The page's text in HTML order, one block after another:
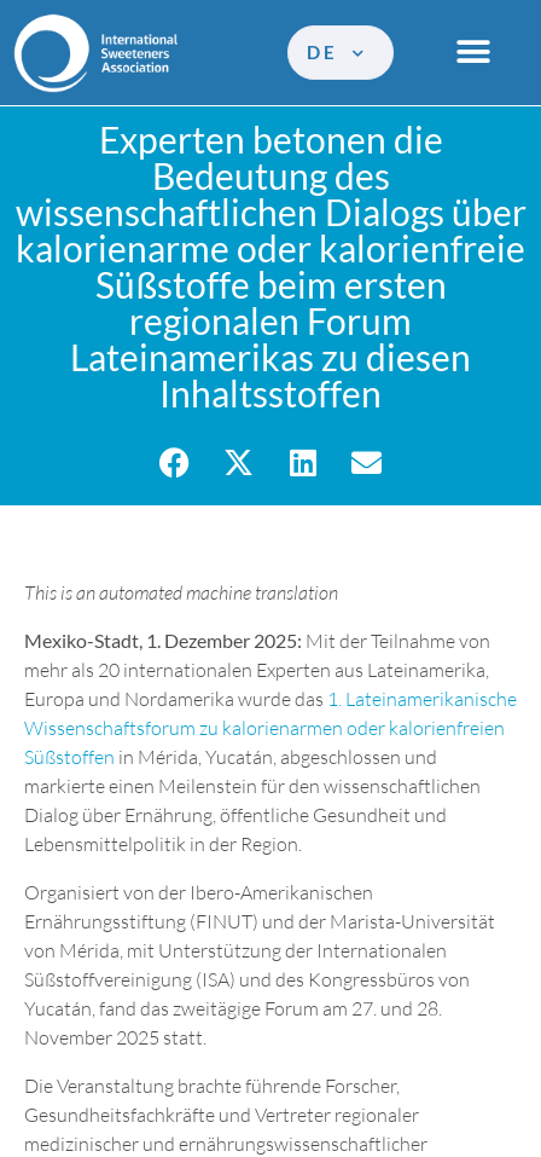
DE
Experten betonen die
Bedeutung des
wissenschaftlichen Dialogs über
kalorienarme oder kalorienfreie
Süßstoffe beim ersten
regionalen Forum
Lateinamerikas zu diesen
Inhaltsstoffen
This is an automated machine translation
Mexiko-Stadt, 1. Dezember 2025: Mit der Teilnahme von
mehr als 20 internationalen Experten aus Lateinamerika,
Europa und Nordamerika wurde das 1. Lateinamerikanische
Wissenschaftsforum zu kalorienarmen oder kalorienfreien
Süßstoffen in Mérida, Yucatán, abgeschlossen und
markierte einen Meilenstein für den wissenschaftlichen
Dialog über Ernährung, öffentliche Gesundheit und
Lebensmittelpolitik in der Region.
Organisiert von der Ibero-Amerikanischen
Ernährungsstiftung (FINUT) und der Marista-Universität
von Mérida, mit Unterstützung der Internationalen
Süßstoffvereinigung (ISA) und des Kongressbüros von
Yucatán, fand das zweitägige Forum am 27. und 28.
November 2025 statt.
Die Veranstaltung brachte führende Forscher,
Gesundheitsfachkräfte und Vertreter regionaler
medizinischer und ernährungswissenschaftlicher